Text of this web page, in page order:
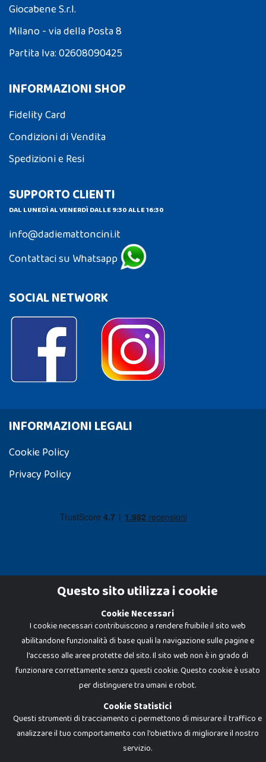
Giocabene S.r.l.
Milano - via della Posta 8
Partita Iva: 02608090425
INFORMAZIONI SHOP
Fidelity Card
Condizioni di Vendita
Spedizioni e Resi
SUPPORTO CLIENTI
DAL LUNEDÌ AL VENERDÌ DALLE 9:30 ALLE 16:30
info@dadiemattoncini.it
Contattaci su Whatsapp
SOCIAL NETWORK
INFORMAZIONI LEGALI
Cookie Policy
Privacy Policy
Dadi e Mattoncini è un brand di Giocabene Srl. Ogni riproduzione o utilizzo non
espressamente autorizzato è severamente vietato. Tutti i loghi, marchi,
brand elencati nel presente shop sono di proprietà dei rispettivi titolari.
I prezzi e le promozioni pubblicate potrebbero differire da quanto esposto in
negozio.
Giocabene Srl - via della Posta 8, 20123 Milano (MI)
P.IVA 02608090425 - REA AN201199 - C.S. 10.000 i.v.
Questo sito utilizza i cookie
Cookie Necessari
I cookie necessari contribuiscono a rendere fruibile il sito web
abilitandone funzionalità di base quali la navigazione sulle pagine e
l'accesso alle aree protette del sito. Il sito web non è in grado di
funzionare correttamente senza questi cookie. Questo cookie è usato
per distinguere tra umani e robot.
Cookie Statistici
Questi strumenti di tracciamento ci permettono di misurare il traffico e
analizzare il tuo comportamento con l'obiettivo di migliorare il nostro
servizio.